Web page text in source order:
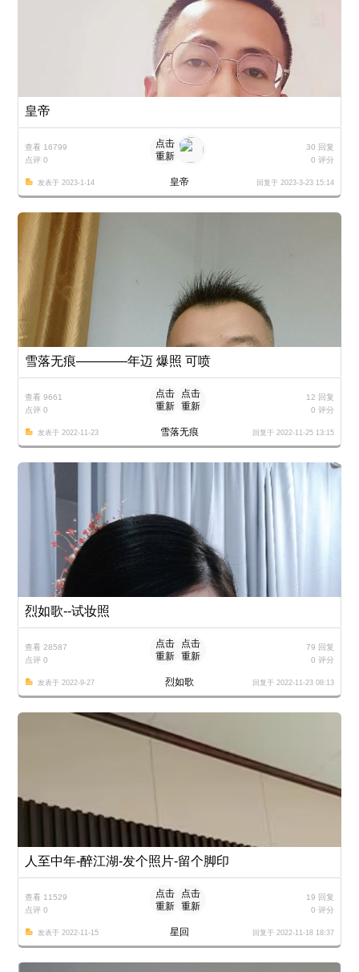
皇帝
查看 16799
点评 0
30 回复
0 评分
点击
重新
发表于 2023-1-14 回复于 2023-3-23 15:14
皇帝
雪落无痕————年迈 爆照 可喷
查看 9661
点评 0
12 回复
0 评分
点击
重新
点击
重新
发表于 2022-11-23 回复于 2022-11-25 13:15
雪落无痕
烈如歌--试妆照
查看 28587
点评 0
79 回复
0 评分
点击
重新
点击
重新
发表于 2022-9-27 回复于 2022-11-23 08:13
烈如歌
人至中年-醉江湖-发个照片-留个脚印
查看 11529
点评 0
19 回复
0 评分
点击
重新
点击
重新
发表于 2022-11-15 回复于 2022-11-18 18:37
星回